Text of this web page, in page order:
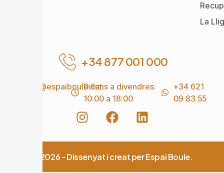
La
+34 877 001 000
info@espaiboule.catDilluns a divendres:
10:00 a 18:00
+34 621
09 83 55
© 2026 - Dissenyat i creat per Espai Boule.